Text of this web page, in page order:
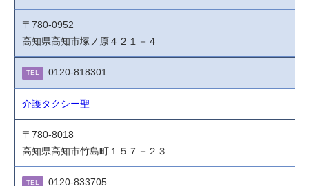
〒780-0952
高知県高知市塚ノ原４２１－４
TEL 0120-818301
介護タクシー聖
〒780-8018
高知県高知市竹島町１５７－２３
TEL 0120-833705